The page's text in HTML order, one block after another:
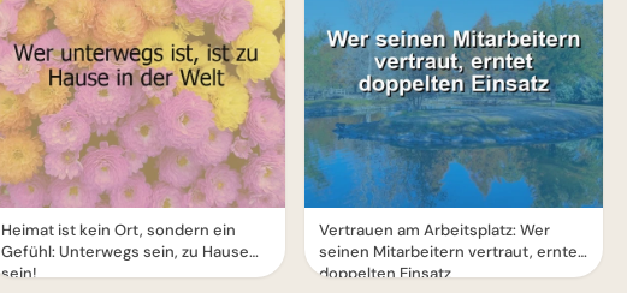
Heimat ist kein Ort, sondern ein
Gefühl: Unterwegs sein, zu Hause
sein!
Vertrauen am Arbeitsplatz: Wer
seinen Mitarbeitern vertraut, erntet
doppelten Einsatz